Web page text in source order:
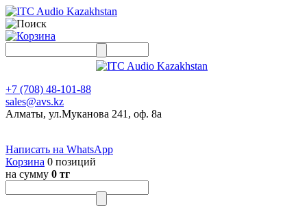
+7 (708) 48-101-88
sales@avs.kz
Алматы, ул.Муканова 241, оф. 8а
Написать на WhatsApp
Корзина 0 позиций
на сумму 0 тг